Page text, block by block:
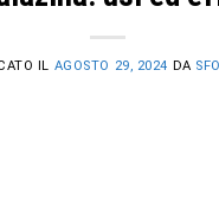
IL AGOSTO 29, 2024 DA